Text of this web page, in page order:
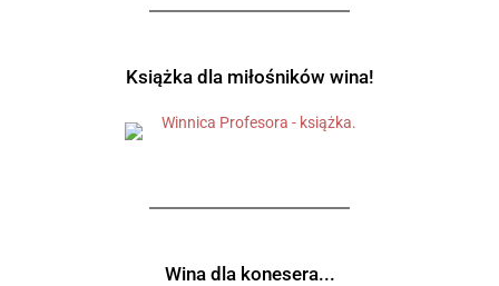
Książka dla miłośników wina!
Wina dla konesera...